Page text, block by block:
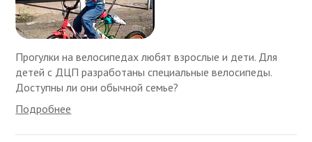
Прогулки на велосипедах любят взрослые и дети. Для
детей с ДЦП разработаны специальные велосипеды.
Доступны ли они обычной семье?
Подробнее